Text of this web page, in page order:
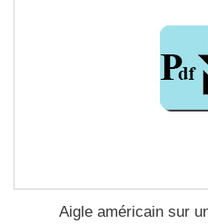
Aigle américain sur